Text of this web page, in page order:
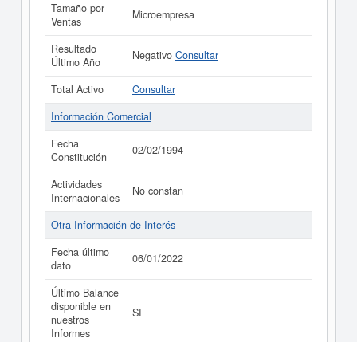
Tamaño por
Ventas
Microempresa
Resultado
Último Año
Negativo Consultar
Total Activo
Consultar
Información Comercial
Fecha
Constitución
02/02/1994
Actividades
Internacionales
No constan
Otra Información de Interés
Fecha último
dato
06/01/2022
Último Balance
disponible en
nuestros
Informes
SI